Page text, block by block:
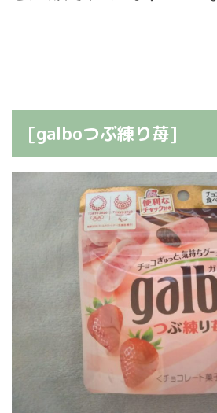
[galboつぶ練り苺]